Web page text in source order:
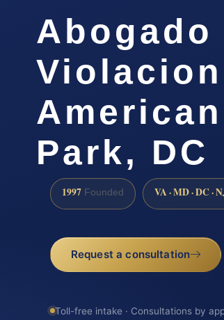
Abogado
Park, DC
1997 Founded VA · MD · DC ·
Request a consultation
Toll-free intake · Consultations by